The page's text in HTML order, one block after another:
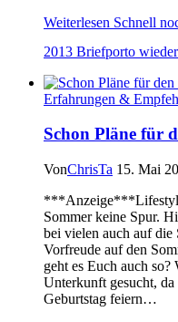
Weiterlesen Schnell
2013 Briefporto
Erfahrungen &
Schon Pläne für
VonChrisTa 15. Mai
Sommer keine Spur.
bei vielen auch auf
Vorfreude auf den
geht es Euch auch
Unterkunft gesucht, da
Geburtstag feiern…